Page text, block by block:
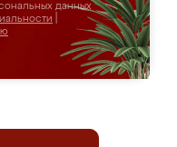
данных